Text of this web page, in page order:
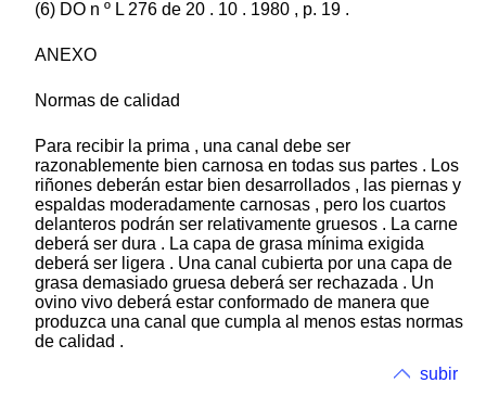
(6) DO n º L 276 de 20 . 10 . 1980 , p. 19 .
ANEXO
Normas de calidad
Para recibir la prima , una canal debe ser
razonablemente bien carnosa en todas sus partes . Los
riñones deberán estar bien desarrollados , las piernas y
espaldas moderadamente carnosas , pero los cuartos
delanteros podrán ser relativamente gruesos . La carne
deberá ser dura . La capa de grasa mínima exigida
deberá ser ligera . Una canal cubierta por una capa de
grasa demasiado gruesa deberá ser rechazada . Un
ovino vivo deberá estar conformado de manera que
produzca una canal que cumpla al menos estas normas
de calidad .
subir